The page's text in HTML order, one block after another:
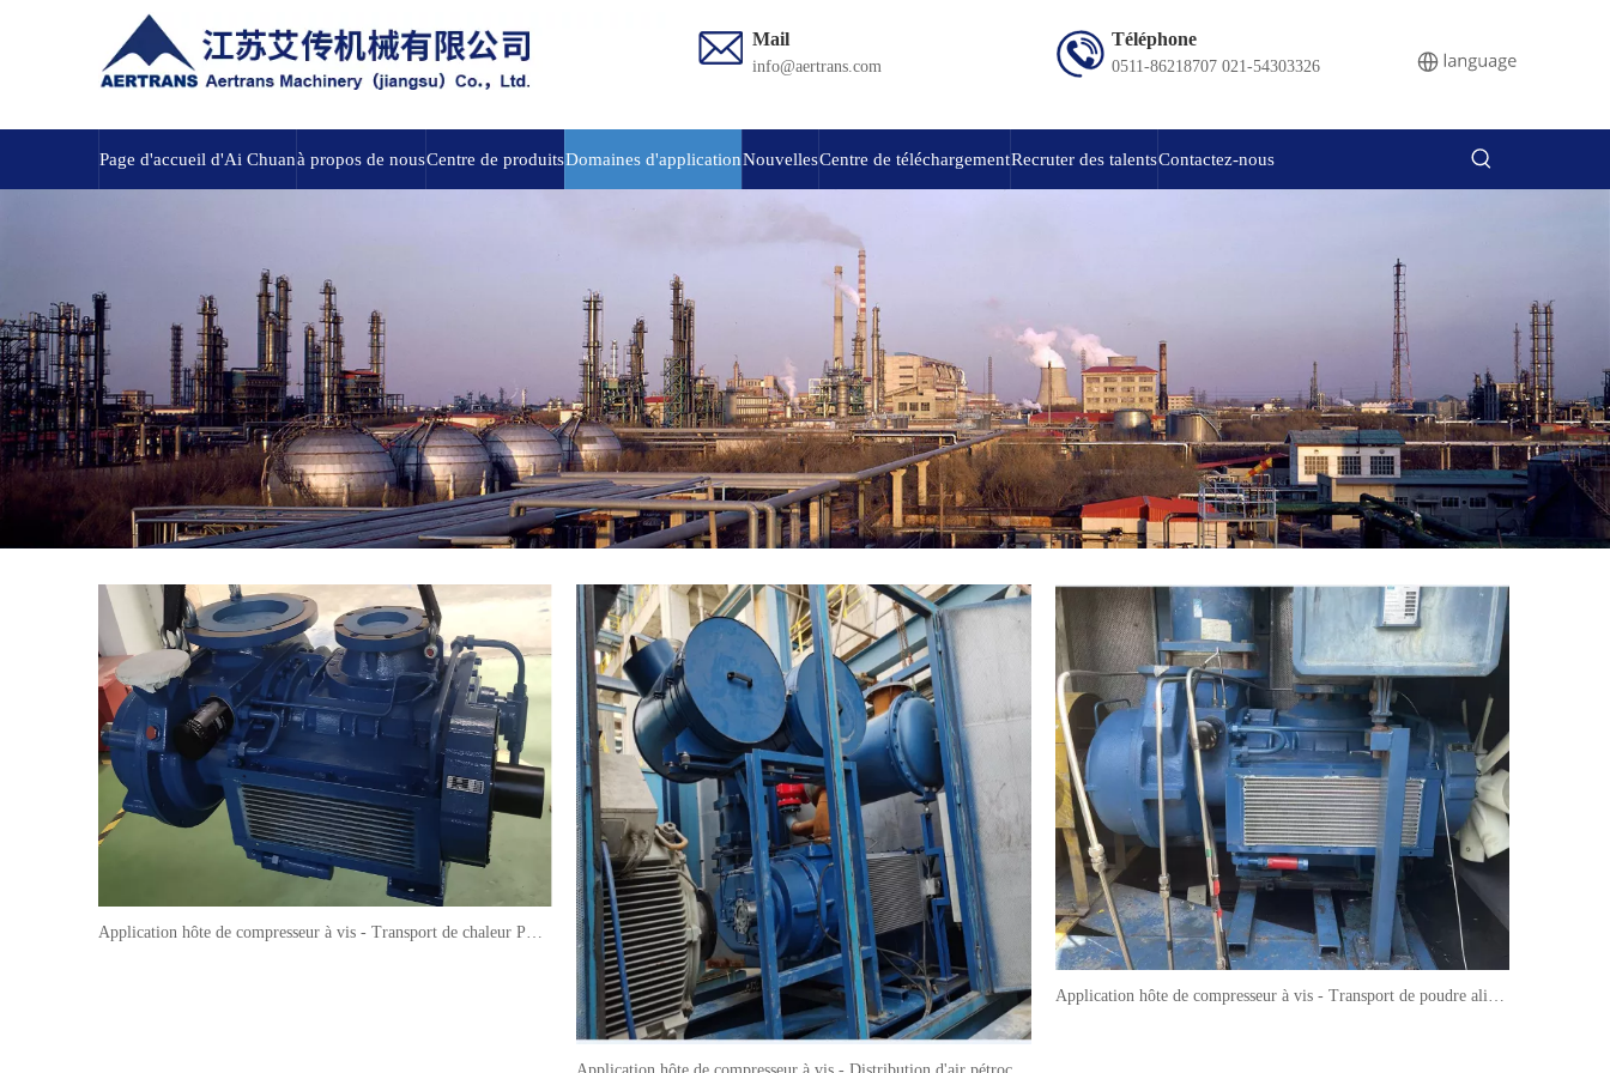
Mail
info@aertrans.com
Téléphone
0511-86218707 021-54303326
Page d'accueil d'Ai Chuanà propos de nousCentre de produitsDomaines d'applicationNouvellesCentre de téléchargementRecruter des talentsContactez-nous
Application hôte de compresseur à vis - Transport de chaleur PETSSP